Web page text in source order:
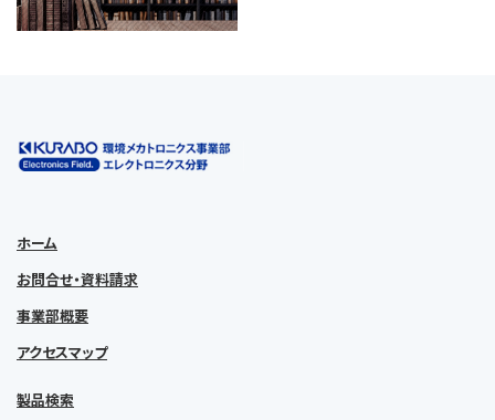
ホーム
お問合せ・資料請求
事業部概要
アクセスマップ
製品検索